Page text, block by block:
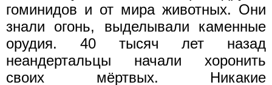
гоминидов и от мира животных. Они
знали огонь, выделывали каменные
орудия. 40 тысяч лет назад
неандертальцы начали хоронить
своих мёртвых. Никакие